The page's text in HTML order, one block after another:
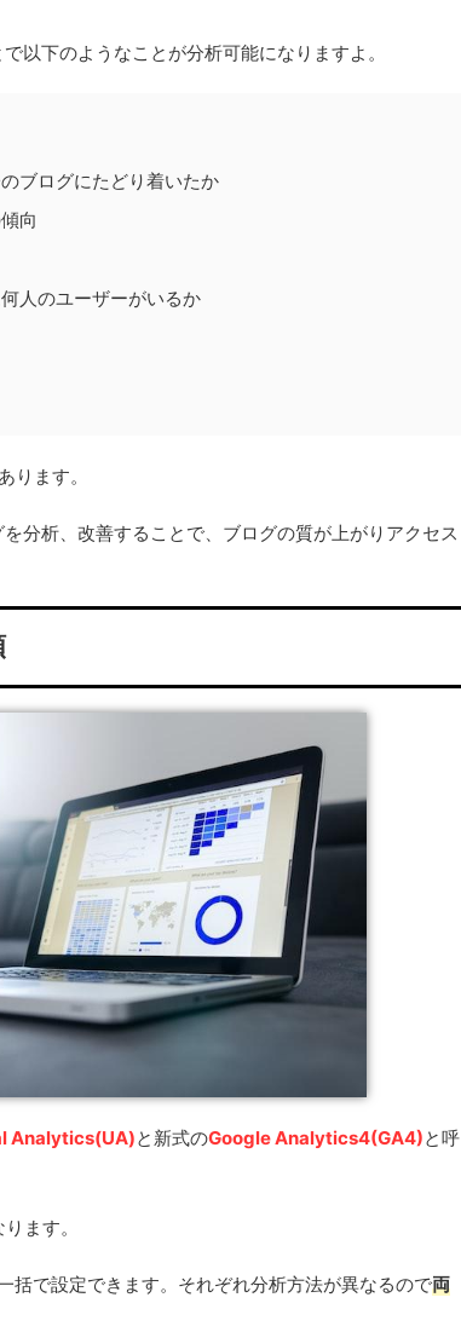
以下のようなことが分析可能になりますよ。
ブログにたどり着いたか
向
人のユーザーがいるか
ります。
分析、改善することで、ブログの質が上がりアクセス
Analytics(UA)と新式のGoogle Analytics4(GA4)と呼
ます。
括で設定できます。それぞれ分析方法が異なるので両